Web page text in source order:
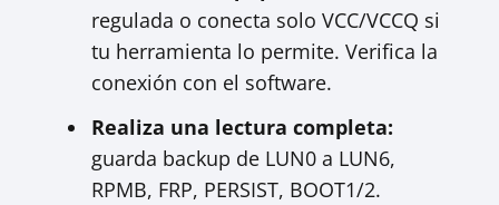
regulada o conecta solo VCC/VCCQ si
tu herramienta lo permite. Verifica la
conexión con el software.
Realiza una lectura completa:
guarda backup de LUN0 a LUN6,
RPMB, FRP, PERSIST, BOOT1/2.